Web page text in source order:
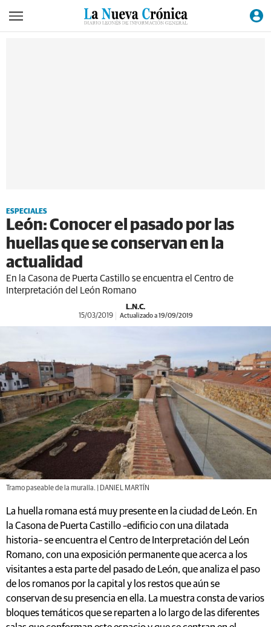
ESPECIALES
León: Conocer el pasado por las
huellas que se conservan en la
actualidad
En la Casona de Puerta Castillo se encuentra el Centro de
Interpretación del León Romano
L.N.C.
15/03/2019 Actualizado a 19/09/2019
Tramo paseable de la muralla. | DANIEL MARTÍN
La huella romana está muy presente en la ciudad de León. En
la Casona de Puerta Castillo –edificio con una dilatada
historia– se encuentra el Centro de Interpretación del León
Romano, con una exposición permanente que acerca a los
visitantes a esta parte del pasado de León, que analiza el paso
de los romanos por la capital y los restos que aún se
conservan de su presencia en ella. La muestra consta de varios
bloques temáticos que se reparten a lo largo de las diferentes